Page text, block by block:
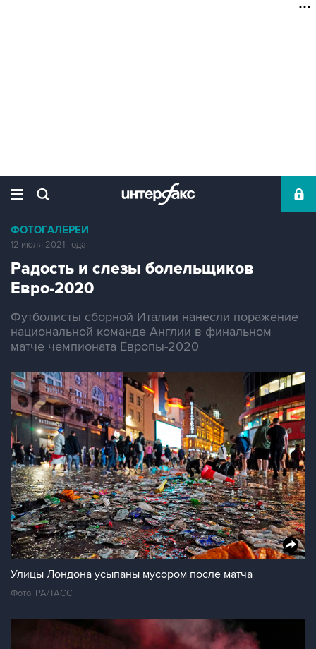
ФОТОГАЛЕРЕИ
12 июля 2021 года
Радость и слезы болельщиков
Евро-2020
Футболисты сборной Италии нанесли поражение
национальной команде Англии в финальном
матче чемпионата Европы-2020
Улицы Лондона усыпаны мусором после матча
Фото: PA/ТАСС